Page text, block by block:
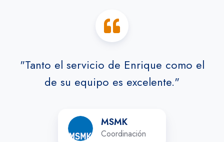
"Tanto el servicio de Enrique como el
de su equipo es excelente."
MSMK
Coordinación
MSMK